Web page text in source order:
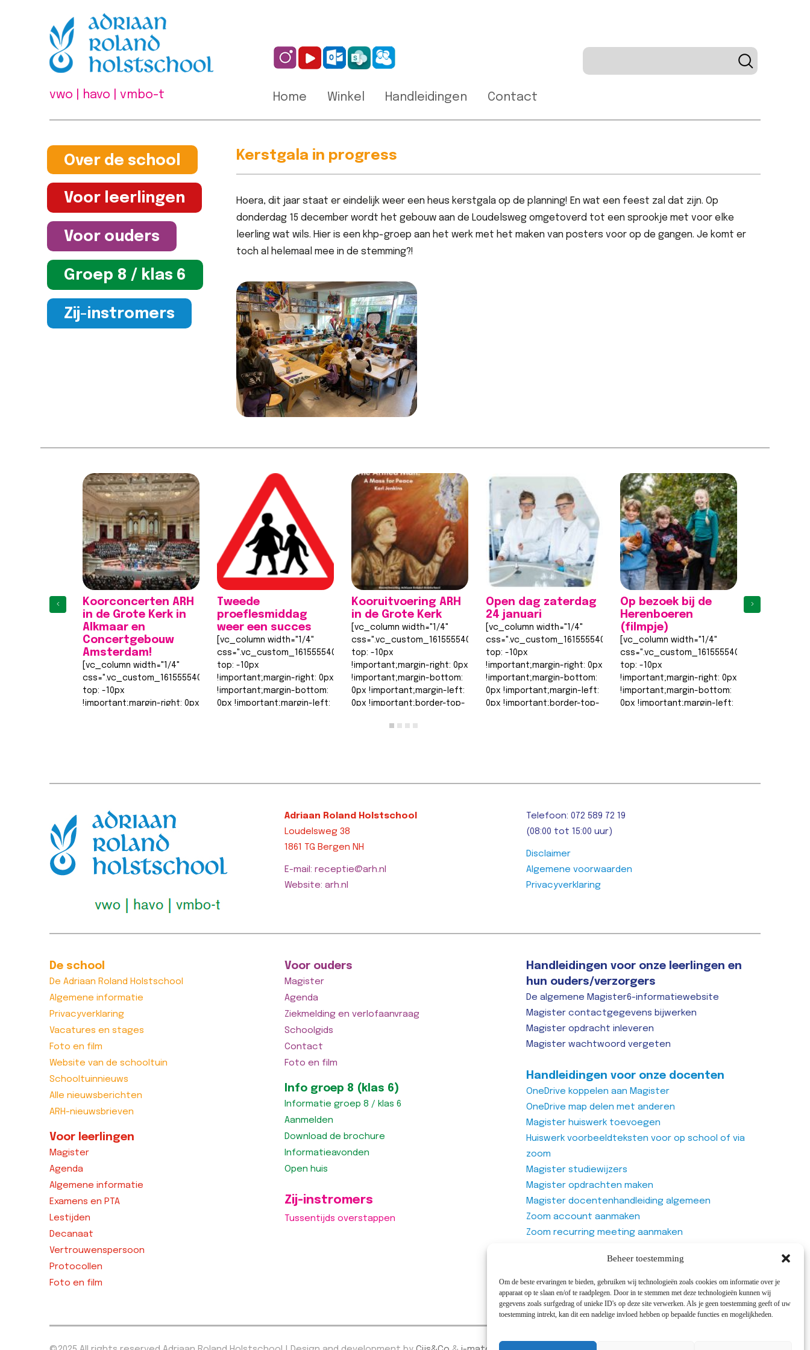
Beheer toestemming
Om de beste ervaringen te bieden, gebruiken wij technologieën zoals cookies om informatie over je
apparaat op te slaan en/of te raadplegen. Door in te stemmen met deze technologieën kunnen wij
gegevens zoals surfgedrag of unieke ID's op deze site verwerken. Als je geen toestemming geeft of uw
toestemming intrekt, kan dit een nadelige invloed hebben op bepaalde functies en mogelijkheden.
vwo | havo | vmbo-t Home Winkel Handleidingen Contact
Over de school
Voor leerlingen
Voor ouders
Groep 8 / klas 6
Zij-instromers
Kerstgala in progress
Hoera, dit jaar staat er eindelijk weer een heus kerstgala op de planning! En wat een feest zal dat zijn. Op
donderdag 15 december wordt het gebouw aan de Loudelsweg omgetoverd tot een sprookje met voor elke
leerling wat wils. Hier is een khp-groep aan het werk met het maken van posters voor op de gangen. Je komt er
toch al helemaal mee in de stemming?!
Koorconcerten ARH
in de Grote Kerk in
Alkmaar en
Concertgebouw
Amsterdam!
[vc_column width="1/4"
css=".vc_custom_1615555402682{margin-
top: -10px
!important;margin-right: 0px
Tweede
proeflesmiddag
weer een succes
[vc_column width="1/4"
css=".vc_custom_1615555402682{margin-
top: -10px
!important;margin-right: 0px
!important;margin-bottom:
0px !important;margin-left:
Kooruitvoering ARH
in de Grote Kerk
[vc_column width="1/4"
css=".vc_custom_1615555402682{margin-
top: -10px
!important;margin-right: 0px
!important;margin-bottom:
0px !important;margin-left:
0px !important;border-top-
!important;border-right-
Open dag zaterdag
24 januari
[vc_column width="1/4"
css=".vc_custom_1615555402682{margin-
top: -10px
!important;margin-right: 0px
!important;margin-bottom:
0px !important;margin-left:
0px !important;border-top-
Op bezoek bij de
Herenboeren
(filmpje)
[vc_column width="1/4"
css=".vc_custom_1615555402682{margin-
top: -10px
!important;margin-right: 0px
!important;margin-bottom:
0px !important;margin-left:
‹ ›
Adriaan Roland Holstschool
Loudelsweg 38
1861 TG Bergen NH
E-mail: receptie@arh.nl
Website: arh.nl
Telefoon: 072 589 72 19
(08:00 tot 15:00 uur)
Disclaimer
Algemene voorwaarden
Privacyverklaring
De school
De Adriaan Roland Holstschool
Algemene informatie
Privacyverklaring
Vacatures en stages
Foto en film
Website van de schooltuin
Schooltuinnieuws
Alle nieuwsberichten
ARH-nieuwsbrieven
Voor leerlingen
Magister
Agenda
Algemene informatie
Examens en PTA
Lestijden
Decanaat
Vertrouwenspersoon
Protocollen
Foto en film
Voor ouders
Magister
Agenda
Ziekmelding en verlofaanvraag
Schoolgids
Contact
Foto en film
Info groep 8 (klas 6)
Informatie groep 8 / klas 6
Aanmelden
Download de brochure
Informatieavonden
Open huis
Zij-instromers
Tussentijds overstappen
Handleidingen voor onze leerlingen en
hun ouders/verzorgers
De algemene Magister6-informatiewebsite
Magister contactgegevens bijwerken
Magister opdracht inleveren
Magister wachtwoord vergeten
Handleidingen voor onze docenten
OneDrive koppelen aan Magister
OneDrive map delen met anderen
Magister huiswerk toevoegen
Huiswerk voorbeeldteksten voor op school of via
zoom
Magister studiewijzers
Magister opdrachten maken
Magister docentenhandleiding algemeen
Zoom account aanmaken
Zoom recurring meeting aanmaken
Vragenlijst van Office365 Forms gebruiken